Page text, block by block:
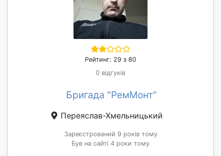
Рейтинг: 29 з 80
0 відгуків
Бригада "РемМонт"
Переяслав-Хмельницький
Зареєстрований 9 років тому
Був на сайті 4 роки тому